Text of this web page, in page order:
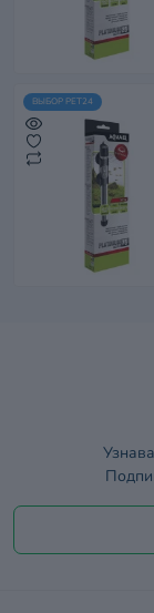
ВЫБОР PET24